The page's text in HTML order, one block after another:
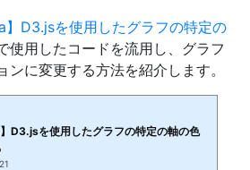
】D3.jsを使用したグラフの特定の
使用したコードを流用し、グラフ
ンに変更する方法を紹介します。
】D3.jsを使用したグラフの特定の軸の色